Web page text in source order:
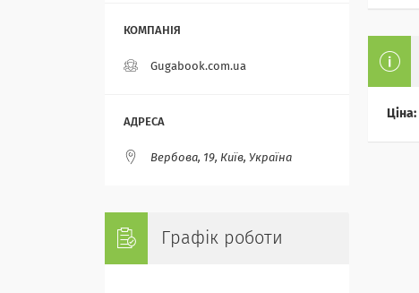
Ціна:
Gugabook.com.ua
Вербова, 19, Київ, Україна
Графік роботи